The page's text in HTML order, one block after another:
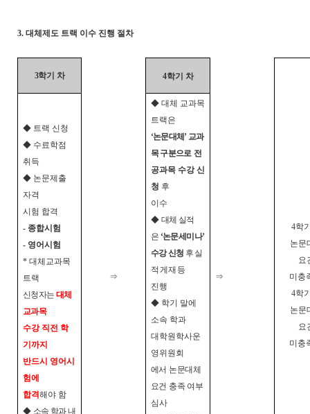
3. 대체제도 트랙 이수 진행 절차
3학기 차
⇒
4학기 차
⇒
4학
논문
요
미충
4학
논문
요
미충
◆ 트랙 신청
◆ 수료학점
취득
◆ 논문제출
자격
시험 합격
- 종합시험
- 영어시험
* 대체교과목
트랙
신청자는 대체
교과목
수강 직전 학
기까지
반드시 영어시
험에
합격해야 함
◆ 소속 학과내
◆ 대체 교과목
트랙은
‘논문대체’ 교과
목 구분으로 전
공과목 수강 신
청 후
이수
◆ 대체 실적
은 ‘논문세미나’
수강 신청 후 실
적 게재 등
진행
◆ 학기 말에
소속 학과
대학원학사운
영위원회
에서 논문대체
요건 충족 여부
심사